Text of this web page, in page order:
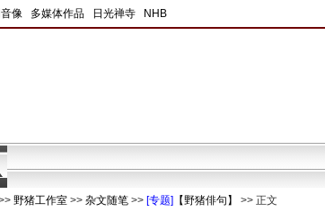
像 多媒体作品 日光禅寺 NHB
野猪工作室 >> 杂文随笔 >> [专题] 【野猪俳句】 >> 正文